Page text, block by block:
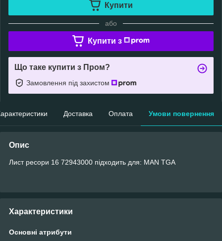
Купити
або
Купити з
Що таке купити з Пром?
Замовлення під захистом
Доставка Оплата Умови повернення
Опис
Лист ресори 16 72943000 підходить для: MAN TGA
Характеристики
Основні атрибути